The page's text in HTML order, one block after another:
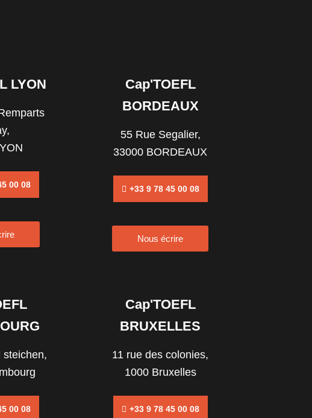
LYON
00 08
Cap'TOEFL
BORDEAUX
55 Rue Segalier,
33000 BORDEAUX
+33 9 78 45 00 08
Nous écrire
steichen,
00 08
Cap'TOEFL
BRUXELLES
11 rue des colonies,
1000 Bruxelles
+33 9 78 45 00 08